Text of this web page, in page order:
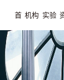
首
页
机构
概况
实验
室平
台